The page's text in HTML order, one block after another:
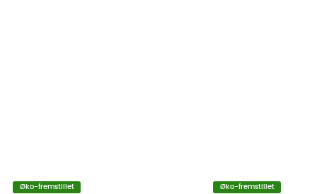
Øko-fremstillet Øko-fremstillet